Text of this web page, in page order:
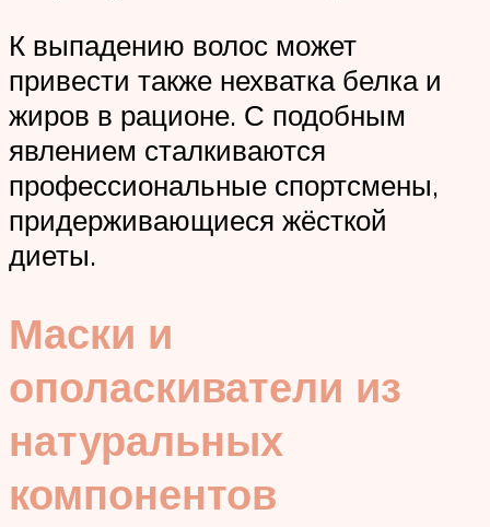
К выпадению волос может
привести также нехватка белка и
жиров в рационе. С подобным
явлением сталкиваются
профессиональные спортсмены,
придерживающиеся жёсткой
диеты.
Маски и
ополаскиватели из
натуральных
компонентов